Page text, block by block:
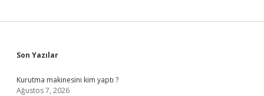
Sidebar
Son Yazılar
Kurutma makinesini kim yaptı ?
Ağustos 7, 2026